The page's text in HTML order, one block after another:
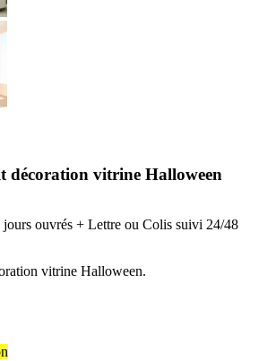
décoration vitrine Halloween
jours ouvrés + Lettre ou Colis suivi 24/48
vitrine Halloween.